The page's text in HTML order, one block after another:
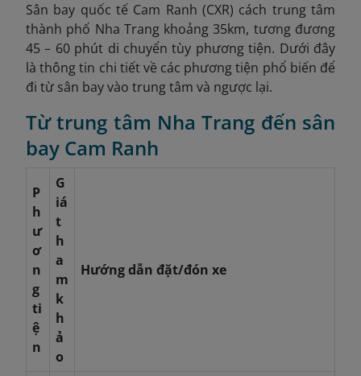
Sân bay quốc tế Cam Ranh (CXR) cách trung tâm
thành phố Nha Trang khoảng 35km, tương đương
45 – 60 phút di chuyển tùy phương tiện. Dưới đây
là thông tin chi tiết về các phương tiện phổ biến để
đi từ sân bay vào trung tâm và ngược lại.
Từ trung tâm Nha Trang đến sân
bay Cam Ranh
P
h
ư
ơ
n
g
ti
ệ
n
G
iá
t
h
a
m
k
h
ả
o
Hướng dẫn đặt/đón xe